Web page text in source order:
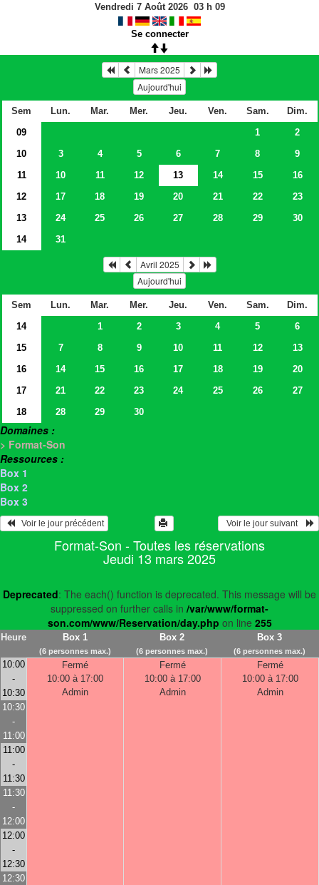
Vendredi 7 Août 2026 03h 09
Se connecter
Mars 2025
Aujourd'hui
Sem Lun. Mar. Mer. Jeu. Ven. Sam.
Dim.
09
1
2
10
3 4 5 6 7 8
9
11
10 11 12 13 14 15
16
12
17 18 19 20 21 22
23
13
24 25 26 27 28 29
30
14
31
Avril 2025
Aujourd'hui
Sem Lun. Mar. Mer. Jeu. Ven. Sam.
Dim.
14
1 2 3 4 5
6
15
7 8 9 10 11 12
13
16
14 15 16 17 18 19
20
17
21 22 23 24 25 26
27
18
28 29 30
Domaines :
> Format-Son
Ressources :
Box 1
Box 2
Box 3
   Voir le jour précédent
  Voir le jour suivant
Format-Son - Toutes les réservations
Jeudi 13 mars 2025
Deprecated: The each() function is deprecated. This message will be
suppressed on further calls in /var/www/format-
son.com/www/Reservation/day.php on line 255
Heure Box 1
(6 personnes max.)
Box 2
(6 personnes max.)
Box 3
(6 personnes max.)
10:00
-
10:30
Fermé
10:00 à 17:00
Admin
Fermé
10:00 à 17:00
Admin
Fermé
10:00 à 17:00
Admin
10:30
-
11:00
11:00
-
11:30
11:30
-
12:00
12:00
-
12:30
12:30